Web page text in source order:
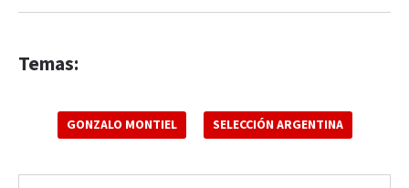
Temas:
GONZALO MONTIEL SELECCIÓN ARGENTINA